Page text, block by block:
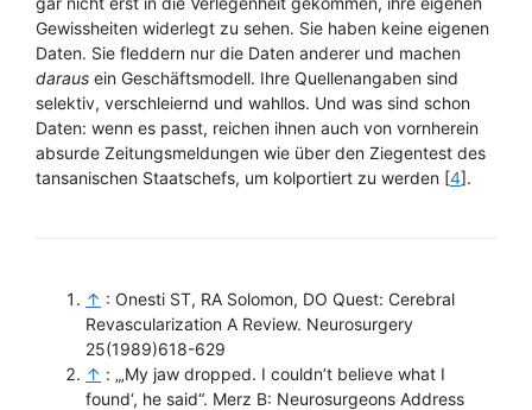
Gewissheiten widerlegt zu sehen. Sie haben keine eigenen
Daten. Sie fleddern nur die Daten anderer und machen
daraus ein Geschäftsmodell. Ihre Quellenangaben sind
selektiv, verschleiernd und wahllos. Und was sind schon
Daten: wenn es passt, reichen ihnen auch von vornherein
absurde Zeitungsmeldungen wie über den Ziegentest des
tansanischen Staatschefs, um kolportiert zu werden [4].
↑ : Onesti ST, RA Solomon, DO Quest: Cerebral
Revascularization A Review. Neurosurgery
25(1989)618-629
↑ : „‚My jaw dropped. I couldn’t believe what I
found‘, he said“. Merz B: Neurosurgeons Address